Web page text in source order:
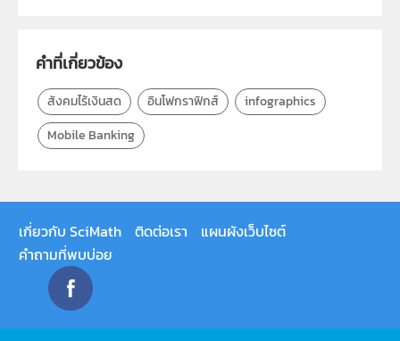
ครู, นักเรียน, บุคคลทั่วไป
คำที่เกี่ยวข้อง
สังคมไร้เงินสด อินโฟกราฟิกส์
infographics
Mobile Banking
เกี่ยวกับ SciMath ติดต่อเรา
แผนผังเว็บไซต์
คำถามที่พบบ่อย